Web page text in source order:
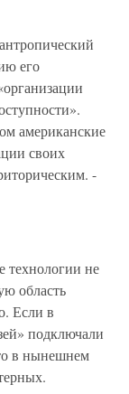
его
американские
своих
-
технологии не
область
Если в
подключали
в нынешнем